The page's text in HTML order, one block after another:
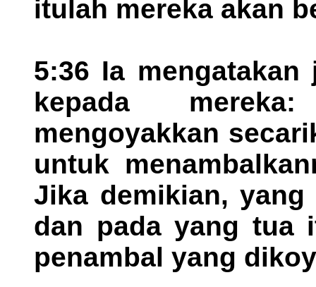
itulah mereka akan
5:36 Ia mengatakan
kepada
mengoyakkan
untuk
Jika demikian,
dan pada yang tua
penambal yang